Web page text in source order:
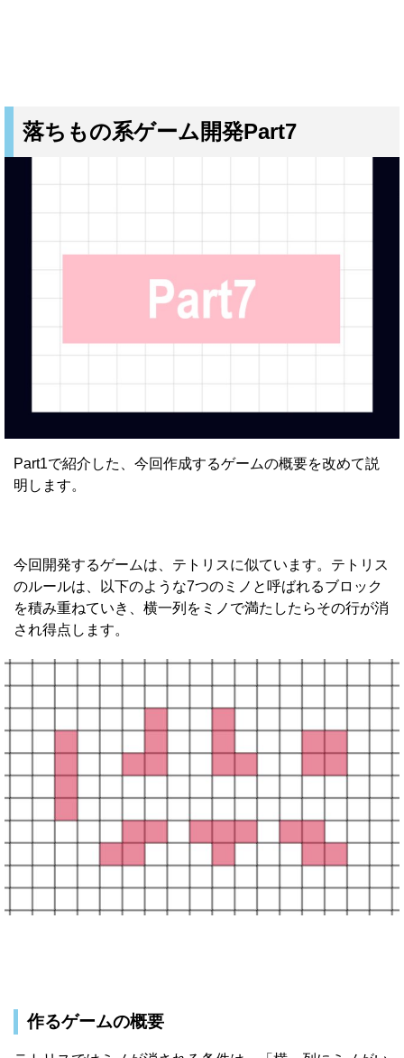
落ちもの系ゲーム開発Part7
Part1で紹介した、今回作成するゲームの概要を改めて説
明します。
今回開発するゲームは、テトリスに似ています。テトリス
のルールは、以下のような7つのミノと呼ばれるブロック
を積み重ねていき、横一列をミノで満たしたらその行が消
され得点します。
作るゲームの概要